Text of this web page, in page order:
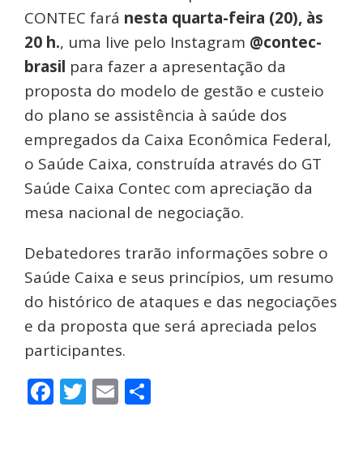
CONTEC fará nesta quarta-feira (20), às
20 h., uma live pelo Instagram @contec-
brasil para fazer a apresentação da
proposta do modelo de gestão e custeio
do plano se assistência à saúde dos
empregados da Caixa Econômica Federal,
o Saúde Caixa, construída através do GT
Saúde Caixa Contec com apreciação da
mesa nacional de negociação.
Debatedores trarão informações sobre o
Saúde Caixa e seus princípios, um resumo
do histórico de ataques e das negociações
e da proposta que será apreciada pelos
participantes.
Facebook
Twitter
Email